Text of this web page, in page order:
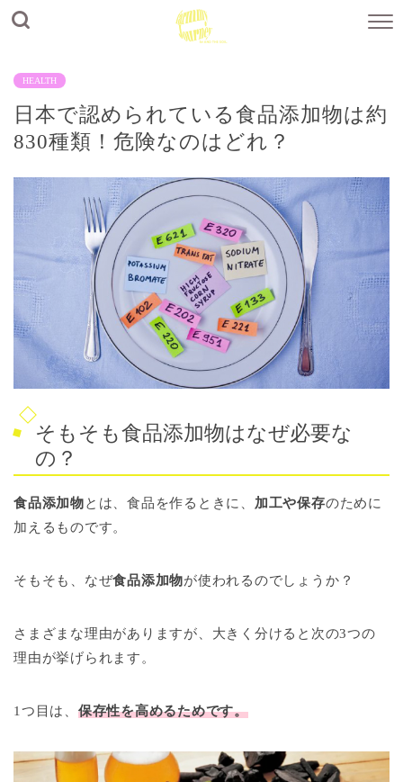
HEALTH
日本で認められている食品添加物は約
830種類！危険なのはどれ？
そもそも食品添加物はなぜ必要な
の？
食品添加物とは、食品を作るときに、 加工や保存のために
加えるものです。
そもそも、なぜ食品添加物が使われるのでしょうか？
さまざまな理由がありますが、大きく分けると次の3つの
理由が挙げられます。
1つ目は、 保存性を高めるためです。